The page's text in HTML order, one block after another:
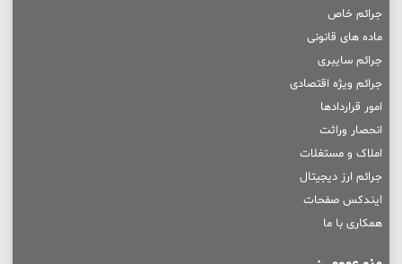
جرائم خاص
ماده های قانونی
جرائم سایبری
جرائم ویژه اقتصادی
امور قراردادها
انحصار وراثت
املاک و مستغلات
جرائم ارز دیجیتال
ایندکس صفحات
همکاری با ما